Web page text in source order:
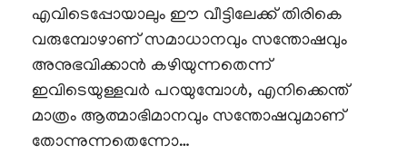
എവിടെപ്പോയാലും ഈ വീട്ടിലേക്ക് തിരികെ
വരുമ്പോഴാണ് സമാധാനവും സന്തോഷവും
അനുഭവിക്കാൻ കഴിയുന്നതെന്ന്
ഇവിടെയുള്ളവർ പറയുമ്പോൾ, എനിക്കെന്ത്
മാത്രം ആത്മാഭിമാനവും സന്തോഷവുമാണ്
തോന്നുന്നതെന്നോ…